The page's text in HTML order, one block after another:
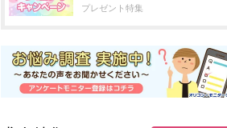
プレゼント特集